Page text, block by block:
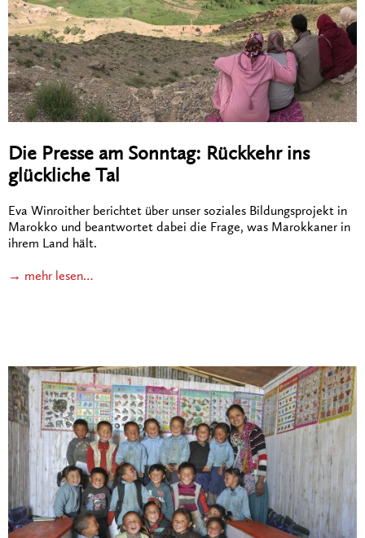
Die Presse am Sonntag: Rückkehr ins
glückliche Tal
Eva Winroither berichtet über unser soziales Bildungsprojekt in
Marokko und beantwortet dabei die Frage, was Marokkaner in
ihrem Land hält.
→ mehr lesen…